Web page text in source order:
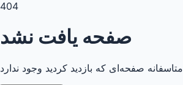
404
صفحه یافت نشد
متاسفانه صفحه‌ای که بازدید کردید وجود ندارد